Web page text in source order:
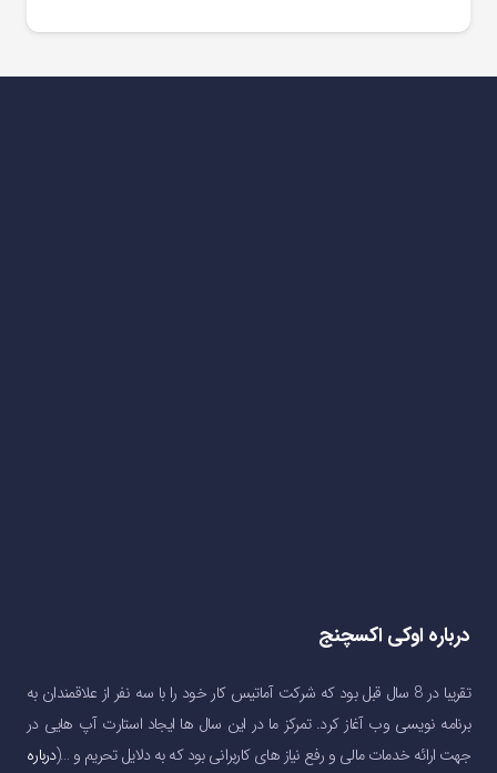
درباره اوکی اکسچنج
تقریبا در 8 سال قبل بود که شرکت آماتیس کار خود را با سه نفر از علاقمندان به
برنامه نویسی وب آغاز کرد. تمرکز ما در این سال ها ایجاد استارت آپ هایی در
جهت ارائه خدمات مالی و رفع نیاز های کاربرانی بود که به دلایل تحریم و …(درباره